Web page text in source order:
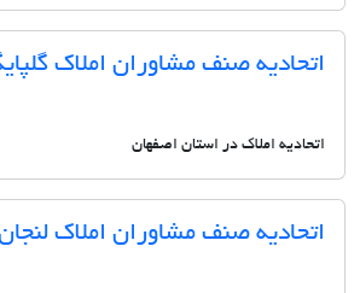
اتحادیه صنف مشاوران املاک
اتحادیه املاک در استان اصفهان
اتحادیه صنف مشاوران املاک